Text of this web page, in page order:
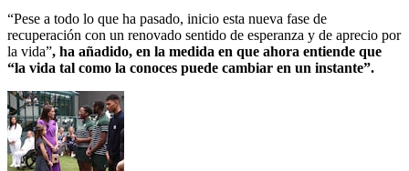
“Pese a todo lo que ha pasado, inicio esta nueva fase de
recuperación con un renovado sentido de esperanza y de aprecio por
la vida”, ha añadido, en la medida en que ahora entiende que
“la vida tal como la conoces puede cambiar en un instante”.